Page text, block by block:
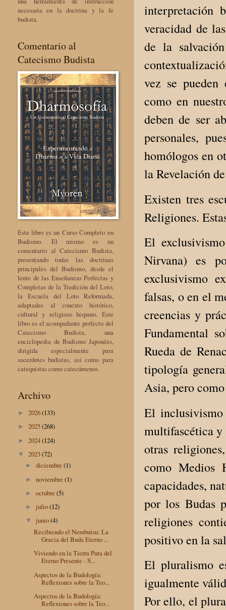
interpretación
veracidad de
de la
vez se pueden
como en
deben de ser
personales,
homólogos en
la Revelación
Existen tres
Religiones.
El
Nirvana) es
exclusivismo
falsas, o en el
creencias y
Fundamental
Rueda de
tipología
Asia, pero
El
multifascética y
otras
como Medios
capacidades,
por los Budas
religiones
positivo en la
El pluralismo
igualmente
Por ello, el
necesaria en la doctrina y la fe
budista.
Comentario al
Catecismo Budista
Este libro es un Curso Completo en
Budismo. El mismo es un
comentario al Catecismo Budista,
presentando todas las doctrinas
principales del Budismo, desde el
lente de las Enseñanzas Perfectas y
Completas de la Tradición del Loto,
la Escuela del Loto Reformada,
adaptadas al conexto histórico,
cultural y religioso hispano. Este
libro es el acompañante perfecto del
Catecismo Budista, una
enciclopedia de Budismo Japonées,
dirigida especialmente para
sacerdotes budistas, así como para
catequistas como catecúmenos.
Archivo
► 2026(133)
► 2025(268)
► 2024(124)
▼ 2023(72)
►diciembre(1)
►noviembre(1)
►octubre(5)
► julio(12)
▼ junio(4)
Recibiendo el Nembutsu: La
Gracia del Buda Eterno ...
Viviendo en la Tierra Pura del
Eterno Presente - S...
Aspectos de la Budología:
Reflexiones sobre la Teo...
Aspectos de la Budología:
Reflexiones sobre la Teo...